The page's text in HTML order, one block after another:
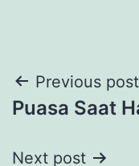
Post
Previous post
Puasa Saat
Next post